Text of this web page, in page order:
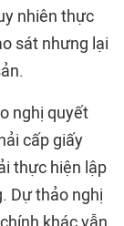
nhiên thực
sát nhưng lại
nghị quyết
cấp giấy
thực hiện lập
Dự thảo nghị